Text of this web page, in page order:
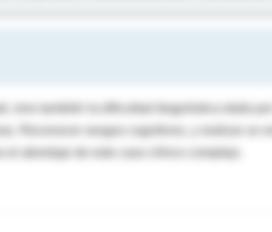
sino también la dificultad diagnóstica dada
Reconocer sesgos cognitivos, y realizar un
el abordaje de este caso clínico complejo.